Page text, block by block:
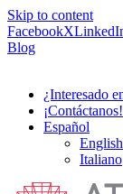
Skip to content
FacebookX
Blog
¿Interesado
¡Contáctanos!
Español
English
Italiano